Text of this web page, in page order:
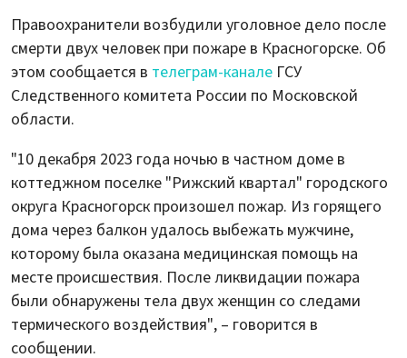
Правоохранители возбудили уголовное дело после
смерти двух человек при пожаре в Красногорске. Об
этом сообщается в телеграм-канале ГСУ
Следственного комитета России по Московской
области.
"10 декабря 2023 года ночью в частном доме в
коттеджном поселке "Рижский квартал" городского
округа Красногорск произошел пожар. Из горящего
дома через балкон удалось выбежать мужчине,
которому была оказана медицинская помощь на
месте происшествия. После ликвидации пожара
были обнаружены тела двух женщин со следами
термического воздействия", – говорится в
сообщении.